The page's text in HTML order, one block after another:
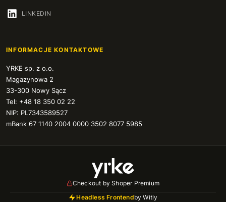
LINKEDIN
INFORMACJE KONTAKTOWE
YRKE sp. z o.o.
Magazynowa 2
33-300 Nowy Sącz
Tel: +48 18 350 02 22
NIP: PL7343589527
mBank 67 1140 2004 0000 3502 8077 5985
Checkout by Shoper Premium
Headless Frontendby Witly